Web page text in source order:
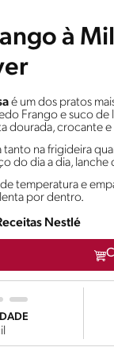
à
é um dos pratos
Frango e suco de
dourada, crocante e
tanto na frigideira
do dia a dia, lanche
temperatura e
por dentro.
Nestlé